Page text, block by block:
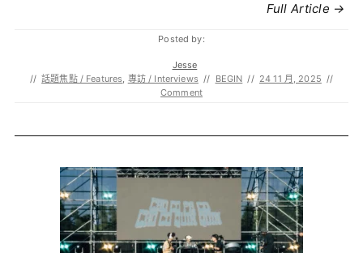
Full Article →
Posted by:
Jesse
// 話題焦點 / Features, 專訪 / Interviews // BEGIN // 24 11 月, 2025 //
Comment